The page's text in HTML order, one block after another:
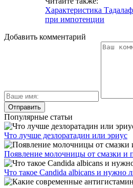
Характеристика
при импотенции
Добавить комментарий
Популярные статьи
Что лучше дезлоратадин или эриус
Появление молочницы от смазки и
Что такое Candida albicans и нужно